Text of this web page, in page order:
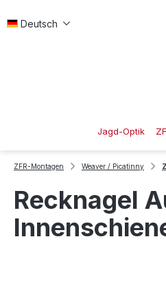
Deutsch
Jagd-Optik
ZFR-Montagen Weaver / Picatinny
Recknagel